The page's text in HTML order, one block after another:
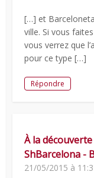
[…] et
ville. Si vous
vous verrez que
pour ce type […]
Répondre
À la
ShBarcelona -
21/05/2015 à